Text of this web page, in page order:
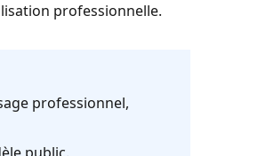
professionnelle.
professionnel,